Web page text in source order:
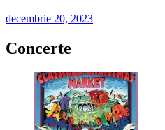
decembrie 20, 2023
Concerte